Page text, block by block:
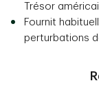
Trésor
Fournit
perturbations